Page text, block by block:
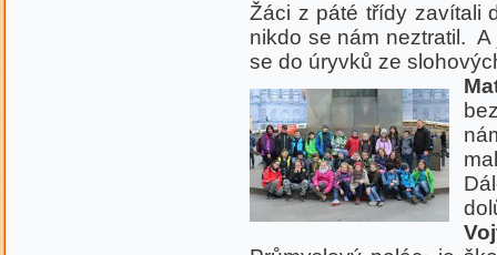
Žáci z páté třídy zavítali
nikdo se nám neztratil.
se do úryvků ze